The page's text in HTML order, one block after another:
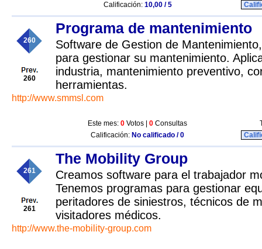
Calificación: 10,00 / 5
260
260
Programa de mantenimiento
Software de Gestion de
para gestionar su mantenimiento.
industria, mantenimiento preventivo,
herramientas.
http://www.smmsl.com
Este mes: 0 Votos | 0 Consultas
Calificación: No calificado / 0
261
261
The Mobility Group
Creamos software para el trabajador
Tenemos programas para gestionar
peritadores de siniestros, técnicos de
visitadores médicos.
http://www.the-mobility-group.com